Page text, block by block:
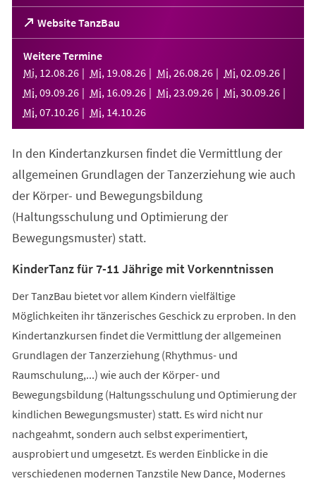
Website TanzBau
(Öffnet
in
einem
neuen
Tab)
Weitere Termine
Mi, 12.08.26 Mi, 19.08.26 Mi, 26.08.26 Mi, 02.09.26
Mi, 09.09.26 Mi, 16.09.26 Mi, 23.09.26 Mi, 30.09.26
Mi, 07.10.26 Mi, 14.10.26
In den Kindertanzkursen findet die Vermittlung der
allgemeinen Grundlagen der Tanzerziehung wie auch
der Körper- und Bewegungsbildung
(Haltungsschulung und Optimierung der
Bewegungsmuster) statt.
KinderTanz für 7-11 Jährige mit Vorkenntnissen
Der TanzBau bietet vor allem Kindern vielfältige
Möglichkeiten ihr tänzerisches Geschick zu erproben. In den
Kindertanzkursen findet die Vermittlung der allgemeinen
Grundlagen der Tanzerziehung (Rhythmus- und
Raumschulung,...) wie auch der Körper- und
Bewegungsbildung (Haltungsschulung und Optimierung der
kindlichen Bewegungsmuster) statt. Es wird nicht nur
nachgeahmt, sondern auch selbst experimentiert,
ausprobiert und umgesetzt. Es werden Einblicke in die
verschiedenen modernen Tanzstile New Dance, Modernes